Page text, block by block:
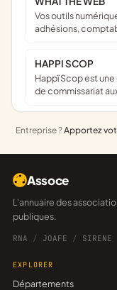
Vos outils numériques au service de votre mission : site web,
adhésions,
HAPPI SCOP
Happï Scop est une coopérative d’expertise comptable &
de commissariat
Entreprise ?Apportez
Assoce
L'annuaire des associations françaises, construit sur les données
publiques.
RNA / JOAFE / SIRENE
EXPLORER
Départements